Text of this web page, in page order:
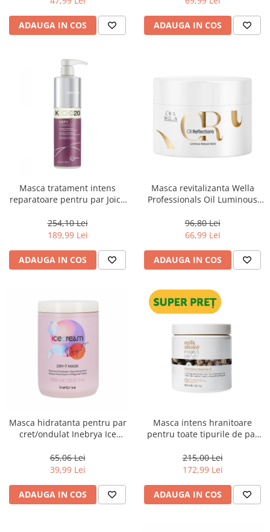
ADAUGA IN COS ADAUGA IN COS
Masca tratament intens
reparatoare pentru par Joico
Mask, 500 ml
254,10 Lei
189,99 Lei
ADAUGA IN COS
Masca revitalizanta Wella
Professionals Oil Luminous
96,80 Lei
66,99 Lei
ADAUGA IN COS
Masca hidratanta pentru par
cret/ondulat Inebrya Ice
65,06 Lei
39,99 Lei
ADAUGA IN COS
Masca intens hranitoare
pentru toate tipurile de par
Strength Intensive Treatment,
500 ml
215,00 Lei
172,99 Lei
ADAUGA IN COS